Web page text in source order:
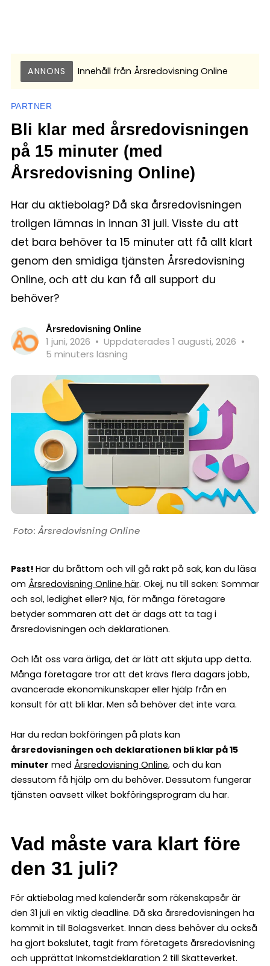
ANNONS Innehåll från Årsredovisning Online
PARTNER
Bli klar med årsredovisningen
på 15 minuter (med
Årsredovisning Online)
Har du aktiebolag? Då ska årsredovisningen
troligen lämnas in innan 31 juli. Visste du att
det bara behöver ta 15 minuter att få allt klart
genom den smidiga tjänsten Årsredovisning
Online, och att du kan få all support du
behöver?
Årsredovisning Online
1 juni, 2026 • Uppdaterades 1 augusti, 2026 •
5 minuters läsning
Årsredovisning Online
Psst! Har du bråttom och vill gå rakt på sak, kan du läsa
om Årsredovisning Online här. Okej, nu till saken: Sommar
och sol, ledighet eller? Nja, för många företagare
betyder sommaren att det är dags att ta tag i
årsredovisningen och deklarationen.
Och låt oss vara ärliga, det är lätt att skjuta upp detta.
Många företagare tror att det krävs flera dagars jobb,
avancerade ekonomikunskaper eller hjälp från en
konsult för att bli klar. Men så behöver det inte vara.
Har du redan bokföringen på plats kan
årsredovisningen och deklarationen bli klar på 15
minuter med Årsredovisning Online, och du kan
dessutom få hjälp om du behöver. Dessutom fungerar
tjänsten oavsett vilket bokföringsprogram du har.
Vad måste vara klart före
den 31 juli?
För aktiebolag med kalenderår som räkenskapsår är
den 31 juli en viktig deadline. Då ska årsredovisningen ha
kommit in till Bolagsverket. Innan dess behöver du också
ha gjort bokslutet, tagit fram företagets årsredovisning
och upprättat Inkomstdeklaration 2 till Skatteverket.